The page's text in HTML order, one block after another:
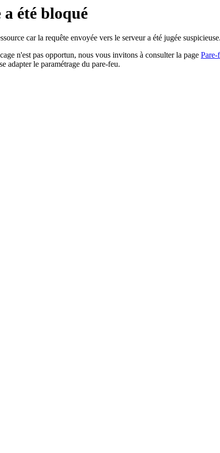
a été bloqué
car la requête envoyée vers le serveur a été jugée suspicieuse.
n'est pas opportun, nous vous invitons à consulter la page Pare-
adapter le paramétrage du pare-feu.